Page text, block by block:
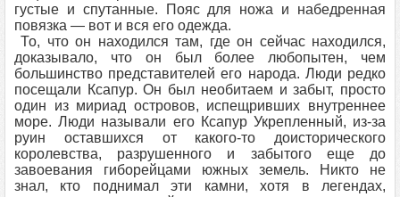
густые и спутанные. Пояс для ножа и набедренная
повязка — вот и вся его одежда.
То, что он находился там, где он сейчас находился,
доказывало, что он был более любопытен, чем
большинство представителей его народа. Люди редко
посещали Ксапур. Он был необитаем и забыт, просто
один из мириад островов, испещривших внутреннее
море. Люди называли его Ксапур Укрепленный, из-за
руин оставшихся от какого-то доисторического
королевства, разрушенного и забытого еще до
завоевания гиборейцами южных земель. Никто не
знал, кто поднимал эти камни, хотя в легендах,